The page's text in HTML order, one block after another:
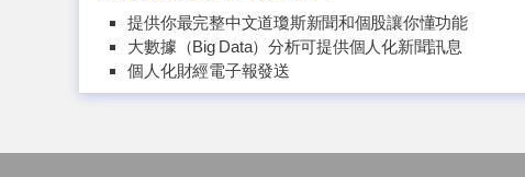
提供你最完整中文道瓊斯新聞和個股讓你懂功能
大數據（Big Data）分析可提供個人化新聞訊息
個人化財經電子報發送